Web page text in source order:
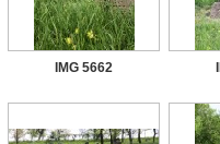
IMG 5662